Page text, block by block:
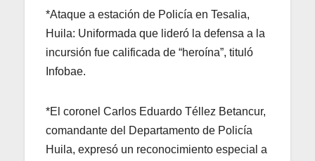
*Ataque a estación de Policía en Tesalia,
Huila: Uniformada que lideró la defensa a la
incursión fue calificada de “heroína”, tituló
Infobae.
*El coronel Carlos Eduardo Téllez Betancur,
comandante del Departamento de Policía
Huila, expresó un reconocimiento especial a